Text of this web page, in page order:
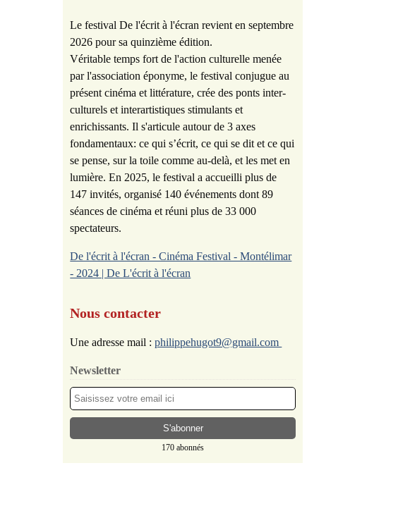
Le festival De l'écrit à l'écran revient en septembre
2026 pour sa quinzième édition.
Véritable temps fort de l'action culturelle menée
par l'association éponyme, le festival conjugue au
présent cinéma et littérature, crée des ponts inter-
culturels et interartistiques stimulants et
enrichissants. Il s'articule autour de 3 axes
fondamentaux: ce qui s’écrit, ce qui se dit et ce qui
se pense, sur la toile comme au-delà, et les met en
lumière. En 2025, le festival a accueilli plus de
147 invités, organisé 140 événements dont 89
séances de cinéma et réuni plus de 33 000
spectateurs.
De l'écrit à l'écran - Cinéma Festival - Montélimar
- 2024 | De L'écrit à l'écran
Nous contacter
Une adresse mail :philippehugot9@gmail.com
Newsletter
170 abonnés